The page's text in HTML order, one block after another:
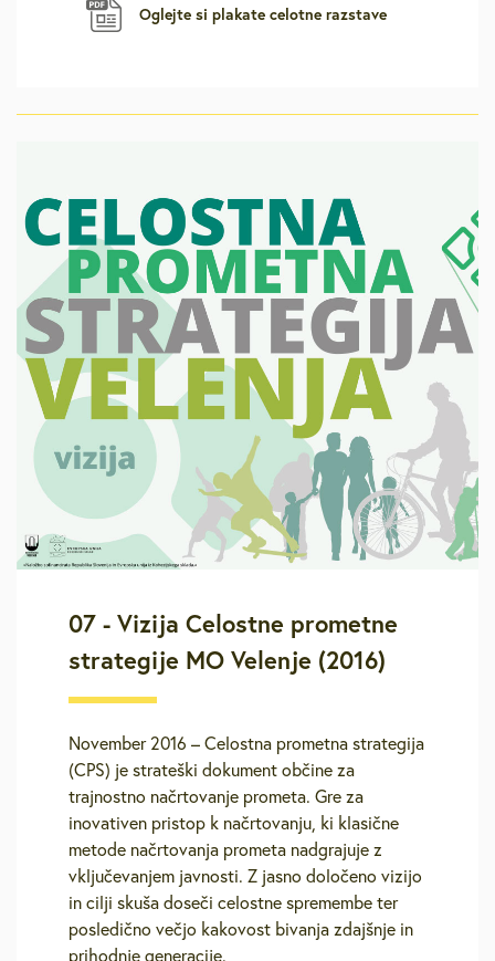
Oglejte si plakate celotne razstave
07 - Vizija Celostne prometne
strategije MO Velenje (2016)
November 2016 – Celostna prometna strategija
(CPS) je strateški dokument občine za
trajnostno načrtovanje prometa. Gre za
inovativen pristop k načrtovanju, ki klasične
metode načrtovanja prometa nadgrajuje z
vključevanjem javnosti. Z jasno določeno vizijo
in cilji skuša doseči celostne spremembe ter
posledično večjo kakovost bivanja zdajšnje in
prihodnje generacije.